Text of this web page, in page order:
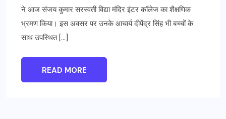
ने आज संजय कुमार सरस्वती विद्या मंदिर इंटर कॉलेज का शैक्षणिक
भ्रमण किया। इस अवसर पर उनके आचार्य दीपेंद्र सिंह भी बच्चों के
साथ उपस्थित […]
READ MORE